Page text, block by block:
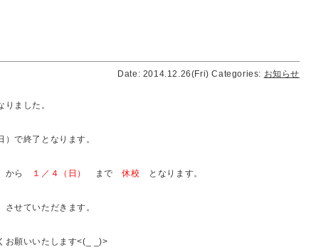
Date: 2014.12.26(Fri) Categories: お知らせ
ました。
で終了となります。
から １／４（日） まで休校 となります。
させていただきます。
お願いいたします<(_ _)>